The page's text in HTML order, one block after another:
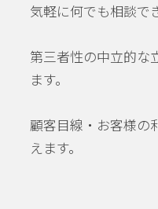
気軽に何でも相談で
第三者性の中立的な
ます。
顧客目線・お客様の
えます。